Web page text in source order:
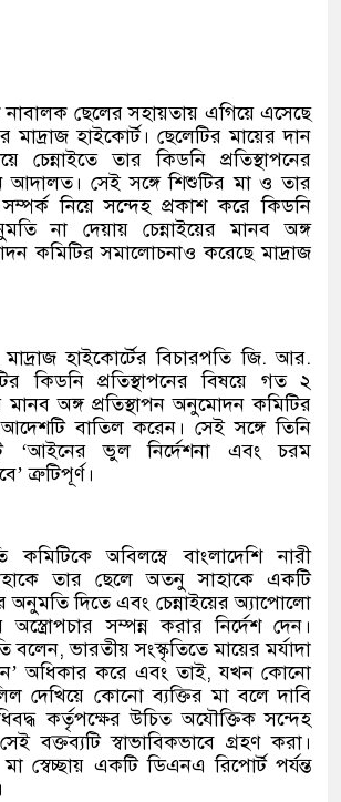
ছেলের সহায়তায় এগিয়ে এসেছে
মাদ্রাজ হাইকোর্ট। ছেলেটির মায়ের দান
চেন্নাইতে তার কিডনি প্রতিস্থাপনের
আদালত। সেই সঙ্গে শিশুটির মা ও তার
সম্পর্ক নিয়ে সন্দেহ প্রকাশ করে কিডনি
না দেয়ায় চেন্নাইয়ের মানব অঙ্গ
কমিটির সমালোচনাও করেছে মাদ্রাজ
হাইকোর্টের বিচারপতি জি. আর.
কিডনি প্রতিস্থাপনের বিষয়ে গত ২
মানব অঙ্গ প্রতিস্থাপন অনুমোদন কমিটির
আদেশটি বাতিল করেন। সেই সঙ্গে তিনি
‘আইনের ভুল নির্দেশনা এবং চরম
ত্রুটিপূর্ণ।
কমিটিকে অবিলম্বে বাংলাদেশি নারী
তার ছেলে অতনু সাহাকে একটি
অনুমতি দিতে এবং চেন্নাইয়ের অ্যাপোলো
সম্পন্ন করার নির্দেশ দেন।
বলেন, ভারতীয় সংস্কৃতিতে মায়ের মর্যাদা
অধিকার করে এবং তাই, যখন কোনো
দেখিয়ে কোনো ব্যক্তির মা বলে দাবি
কর্তৃপক্ষের উচিত অযৌক্তিক সন্দেহ
বক্তব্যটি স্বাভাবিকভাবে গ্রহণ করা।
স্বেচ্ছায় একটি ডিএনএ রিপোর্ট পর্যন্ত